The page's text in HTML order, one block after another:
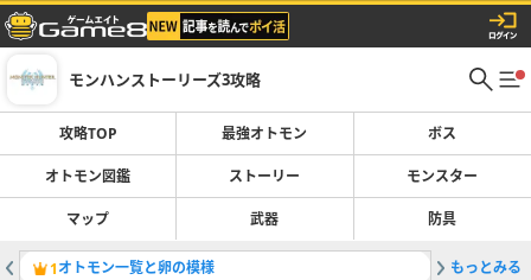
モンハンストーリーズ3攻略
攻略TOP 最強オトモン ボス
オトモン図鑑 ストーリー モンスター
マップ 武器 防具
1オトモン一覧と卵の模様 2侵獣の
もっとみる